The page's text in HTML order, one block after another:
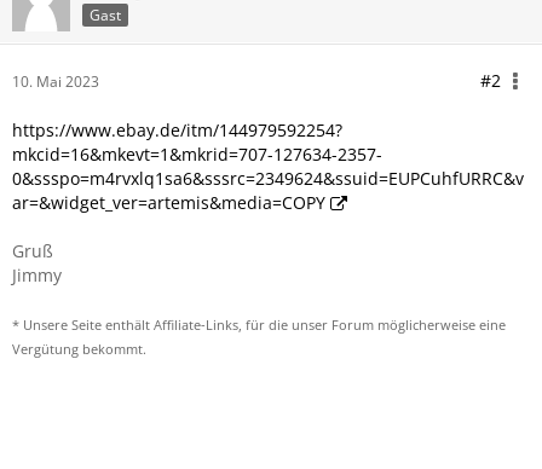
Gast
10. Mai 2023 #2
https://www.ebay.de/itm/144979592254?
mkcid=16&mkevt=1&mkrid=707-127634-2357-
0&ssspo=m4rvxlq1sa6&sssrc=2349624&ssuid=EUPCuhfURRC&v
ar=&widget_ver=artemis&media=COPY
Gruß
Jimmy
* Unsere Seite enthält Affiliate-Links, für die unser Forum möglicherweise eine
Vergütung bekommt.